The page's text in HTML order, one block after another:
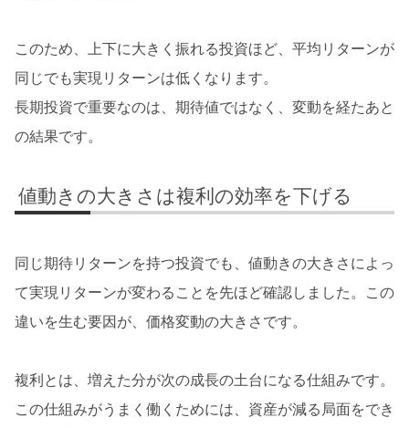
このため、上下に大きく振れる投資ほど、平均リターンが
同じでも実現リターンは低くなります。
長期投資で重要なのは、期待値ではなく、変動を経たあと
の結果です。
値動きの大きさは複利の効率を下げる
同じ期待リターンを持つ投資でも、値動きの大きさによっ
て実現リターンが変わることを先ほど確認しました。この
違いを生む要因が、価格変動の大きさです。
複利とは、増えた分が次の成長の土台になる仕組みです。
この仕組みがうまく働くためには、資産が減る局面をでき